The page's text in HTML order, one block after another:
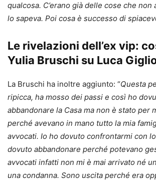
qualcosa. C’erano già delle cose che non
lo sapeva. Poi cosa è successo di
Le rivelazioni dell’ex vip:
Yulia Bruschi su Luca
La Bruschi ha inoltre aggiunto: “Questa
ripicca, ha mosso dei passi e così ho
abbandonare la Casa ma non è stato per
perché avevano in mano tutto la mia
avvocati. Io ho dovuto confrontarmi con
dovuto abbandonare perché potevano
avvocati infatti non mi è mai arrivato né
una condanna. Sono uscita perché era